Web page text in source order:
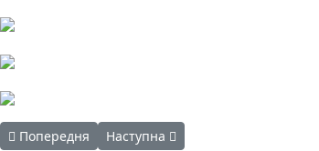
Попередня стаття: Jнлайн-семінар «Інноваційні
Попередня Наступна стаття: Майбутнє, яке
Наступна